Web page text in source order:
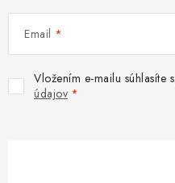
Email
Vložením e-mailu súhlasíte s
údajov